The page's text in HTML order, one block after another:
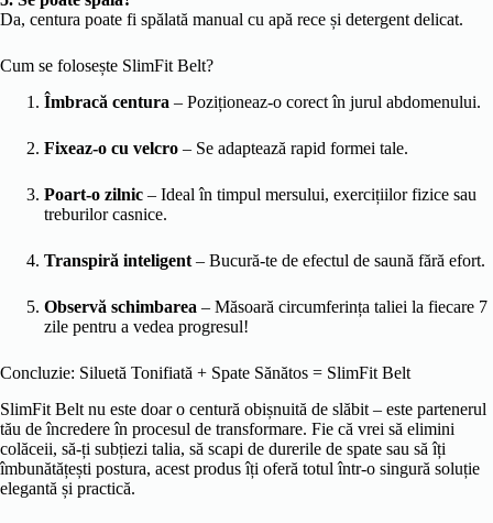
Da, centura poate fi spălată manual cu apă rece și detergent delicat.
Cum se folosește SlimFit Belt?
Îmbracă centura – Poziționeaz-o corect în jurul abdomenului.
Fixeaz-o cu velcro – Se adaptează rapid formei tale.
Poart-o zilnic – Ideal în timpul mersului, exercițiilor fizice sau
treburilor casnice.
Transpiră inteligent – Bucură-te de efectul de saună fără efort.
Observă schimbarea – Măsoară circumferința taliei la fiecare 7
zile pentru a vedea progresul!
Concluzie: Siluetă Tonifiată + Spate Sănătos = SlimFit Belt
SlimFit Belt nu este doar o centură obișnuită de slăbit – este partenerul
tău de încredere în procesul de transformare. Fie că vrei să elimini
colăceii, să-ți subțiezi talia, să scapi de durerile de spate sau să îți
îmbunătățești postura, acest produs îți oferă totul într-o singură soluție
elegantă și practică.